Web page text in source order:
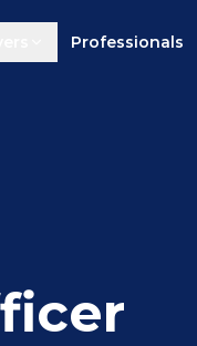
Professionals